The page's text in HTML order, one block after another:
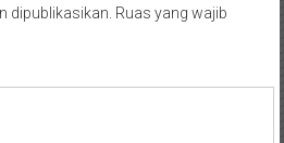
dipublikasikan. Ruas yang wajib